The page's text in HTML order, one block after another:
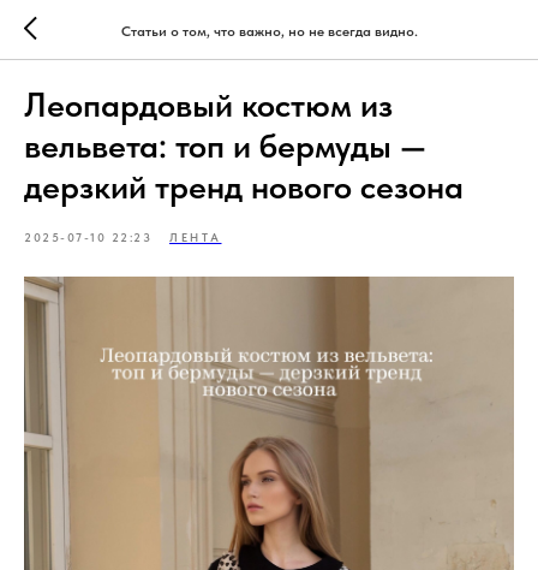
Статьи о том, что важно, но не всегда видно.
Леопардовый костюм из
вельвета: топ и бермуды —
дерзкий тренд нового сезона
2025-07-10 22:23 ЛЕНТА